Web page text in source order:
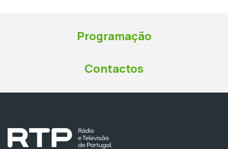
Programação
Contactos